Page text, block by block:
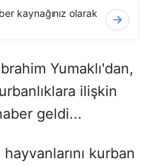
kaynağınız olarak
Yumaklı'dan,
ilişkin
geldi...
kurban